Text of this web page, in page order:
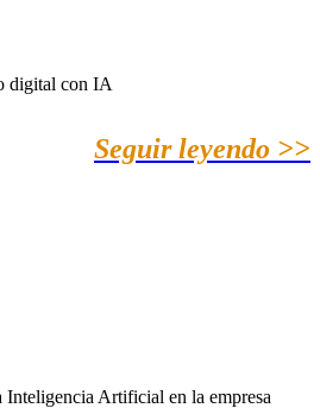
digital con IA
Seguir leyendo >>
Inteligencia Artificial en la empresa